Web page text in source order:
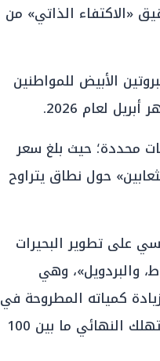
«الاكتفاء الذاتي» من
الأبيض للمواطنين
لعام 2026.
محددة؛ حيث بلغ سعر
كيلو «الثعابين» حول نطاق يتراوح
على تطوير البحيرات
والبردويل»، وهي
كمياته المطروحة في
الأسواق، حيث تراوحت أسعار «المكرونة السويسي» للمستهلك النهائي ما بين 100